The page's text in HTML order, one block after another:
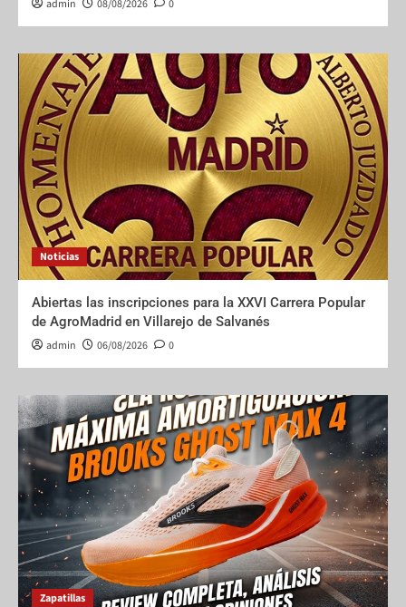
admin 08/08/2026 0
Noticias
Abiertas las inscripciones para la XXVI Carrera Popular
de AgroMadrid en Villarejo de Salvanés
admin 06/08/2026 0
Zapatillas